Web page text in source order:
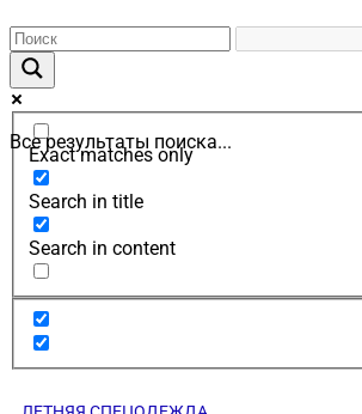
Все результаты поиска...
Exact matches only
Search in title
Search in content